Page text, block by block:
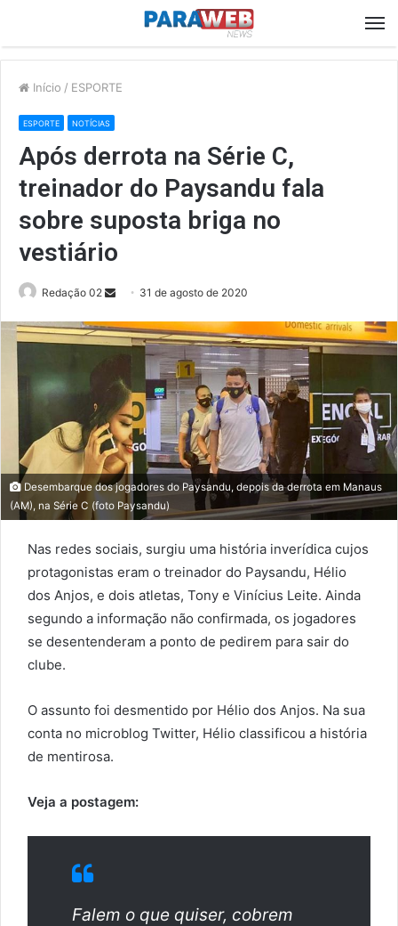
Início / ESPORTE
ESPORTE NOTÍCIAS
Após derrota na Série C,
treinador do Paysandu fala
sobre suposta briga no
vestiário
Redação 02
Send
email
31 de agosto de 2020
Desembarque dos jogadores do Paysandu, depois da derrota em Manaus
(AM), na Série C (foto Paysandu)
Nas redes sociais, surgiu uma história inverídica cujos
protagonistas eram o treinador do Paysandu, Hélio
dos Anjos, e dois atletas, Tony e Vinícius Leite. Ainda
segundo a informação não confirmada, os jogadores
se desentenderam a ponto de pedirem para sair do
clube.
O assunto foi desmentido por Hélio dos Anjos. Na sua
conta no microblog Twitter, Hélio classificou a história
de mentirosa.
Veja a postagem:
Falem o que quiser, cobrem